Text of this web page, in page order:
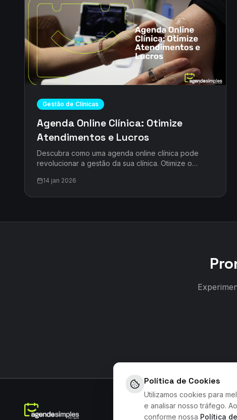
Política de Cookies
Utilizamos cookies para
e analisar nosso tráfego.
conforme nossa Política
Gestão de Clínicas
Agenda Online Clínica: Otimize
Atendimentos e Lucros
Descubra como uma agenda online clínica pode
revolucionar a gestão da sua clínica. Otimize o
seus pacientes com o AgendeSimples.
14 jan 2026